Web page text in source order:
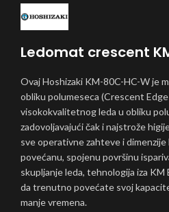
Ledomat crescent
Ovaj Hoshizaki KM-80C-HC-W je
obliku polumeseca (Crescent
visokokvalitetnog leda u obliku
zadovoljavajući čak i najstrože
sve operativne zahteve i dimenzije
povećanu, spojenu površinu
skupljanje leda, tehnologija iza KM
da trenutno povećate svoj
manje vremena.